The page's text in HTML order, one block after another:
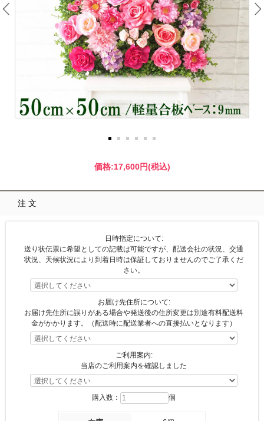
価格:17,600円(税込)
注文
日時指定について:
送り状伝票に希望としての記載は可能ですが、配送会社の状況、交通
状況、天候状況により到着日時は保証しておりませんのでご了承くだ
さい。
お届け先住所について:
お届け先住所に誤りがある場合や発送後の住所変更は別途有料配送料
金がかかります。（配送時に配送業者への直接払いとなります）
ご利用案内:
当店のご利用案内を確認しました
購入数： 個